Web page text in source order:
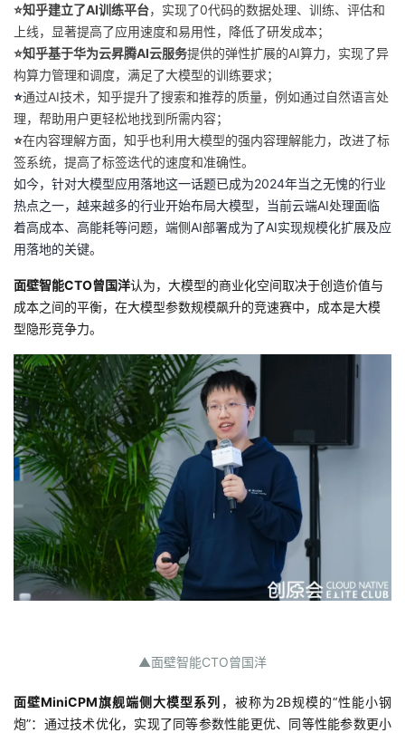
藏
⭐知乎建立了AI训练平台，实现了0代码的数据处理、训练、评估和
上线，显著提高了应用速度和易用性，降低了研发成本；
⭐知乎基于华为云昇腾AI云服务提供的弹性扩展的AI算力，实现了异
构算力管理和调度，满足了大模型的训练要求；
⭐通过AI技术，知乎提升了搜索和推荐的质量，例如通过自然语言处
理，帮助用户更轻松地找到所需内容；
⭐在内容理解方面，知乎也利用大模型的强内容理解能力，改进了标
签系统，提高了标签迭代的速度和准确性。
如今，针对大模型应用落地这一话题已成为2024年当之无愧的行业
热点之一，越来越多的行业开始布局大模型，当前云端AI处理面临
着高成本、高能耗等问题，端侧AI部署成为了AI实现规模化扩展及应
用落地的关键。
面壁智能CTO曾国洋认为，大模型的商业化空间取决于创造价值与
成本之间的平衡，在大模型参数规模飙升的竞速赛中，成本是大模
型隐形竞争力。
▲面壁智能CTO曾国洋
面壁MiniCPM旗舰端侧大模型系列 ，被称为2B规模的“性能小钢
炮”：通过技术优化，实现了同等参数性能更优、同等性能参数更小